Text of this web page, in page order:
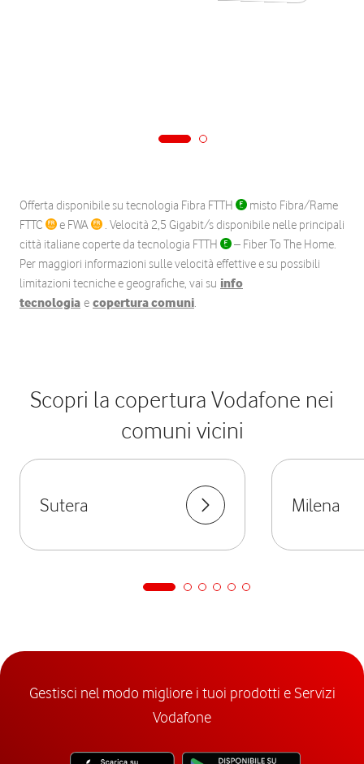
Offerta disponibile su tecnologia Fibra FTTH
misto Fibra/Rame
FTTC
e FWA
. Velocità 2,5 Gigabit/s disponibile nelle principali
città italiane coperte da tecnologia FTTH
– Fiber To The Home.
Per maggiori informazioni sulle velocità effettive e su possibili
limitazioni tecniche e geografiche, vai su info
tecnologia e copertura comuni.
Scopri la copertura Vodafone nei
comuni vicini
Sutera Milena
Gestisci nel modo migliore i tuoi prodotti e Servizi
Vodafone